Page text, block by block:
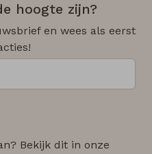
hoogte zijn?
en wees als eerst
Bekijk dit in onze